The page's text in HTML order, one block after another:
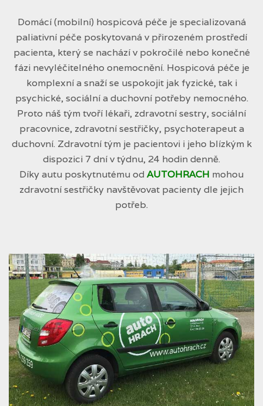
Domácí (mobilní) hospicová péče je specializovaná
paliativní péče poskytovaná v přirozeném prostředí
pacienta, který se nachází v pokročilé nebo konečné
fázi nevyléčitelného onemocnění. Hospicová péče je
komplexní a snaží se uspokojit jak fyzické, tak i
psychické, sociální a duchovní potřeby nemocného.
Proto náš tým tvoří lékaři, zdravotní sestry, sociální
pracovnice, zdravotní sestřičky, psychoterapeut a
duchovní. Zdravotní tým je pacientovi i jeho blízkým k
dispozici 7 dní v týdnu, 24 hodin denně.
Díky autu poskytnutému od AUTOHRACH mohou
zdravotní sestřičky navštěvovat pacienty dle jejich
potřeb.